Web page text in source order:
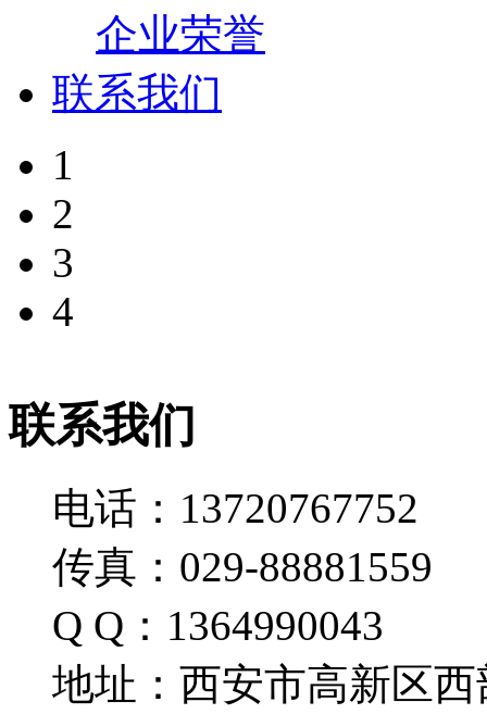
企业荣誉
联系我们
1
2
3
4
联系我们
电话：13720767752
传真：029-88881559
Q Q：1364990043
地址：西安市高新区西